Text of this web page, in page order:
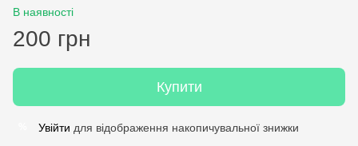
В наявності
200 грн
Купити
Увійти для відображення накопичувальної знижки